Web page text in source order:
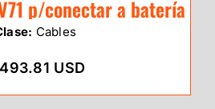
p/conectar a batería
Cables
USD